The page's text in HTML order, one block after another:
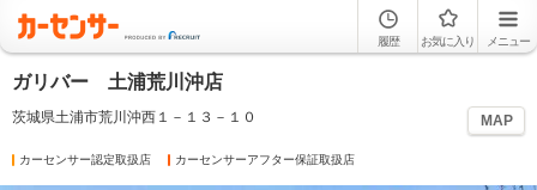
履歴 お気に入り メニュー
ガリバー 土浦荒川沖店
茨城県土浦市荒川沖西１－１３－１０ MAP
カーセンサー認定取扱店 カーセンサーアフター保証取扱店